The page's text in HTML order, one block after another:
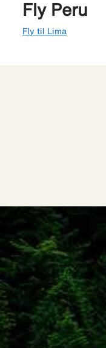
Fly Peru
Fly til Lima